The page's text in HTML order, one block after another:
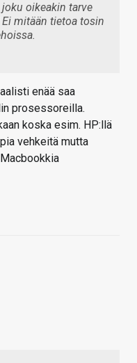
oikeakin tarve
mitään tietoa tosin
enää saa
prosessoreilla.
koska esim. HP:llä
vehkeitä mutta